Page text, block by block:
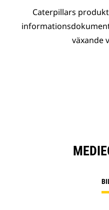
Caterpillars
växande